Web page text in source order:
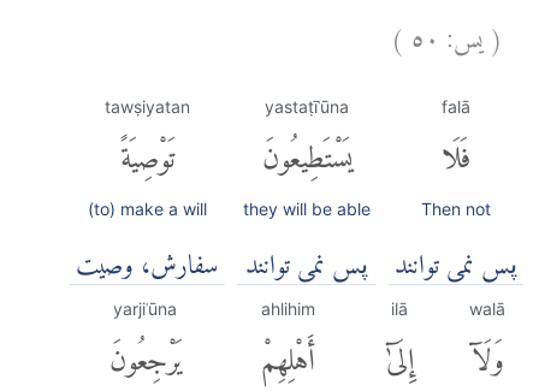
(يس: ٥٠)
falā
فَلَا
Then not
پس نمی توانند
yastaṭīʿūna
يَسْتَطِيعُونَ
they will be able
پس نمی توانند
tawṣiyatan
تَوْصِيَةً
(to) make a will
سفارش، وصیت
walā
وَلَآ
ilā
إِلَىٰٓ
ahlihim
أَهْلِهِمْ
yarjiʿūna
يَرْجِعُونَ